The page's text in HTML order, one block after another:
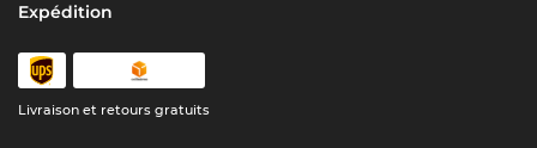
Expédition
Livraison et retours gratuits